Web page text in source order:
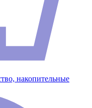
накопительные